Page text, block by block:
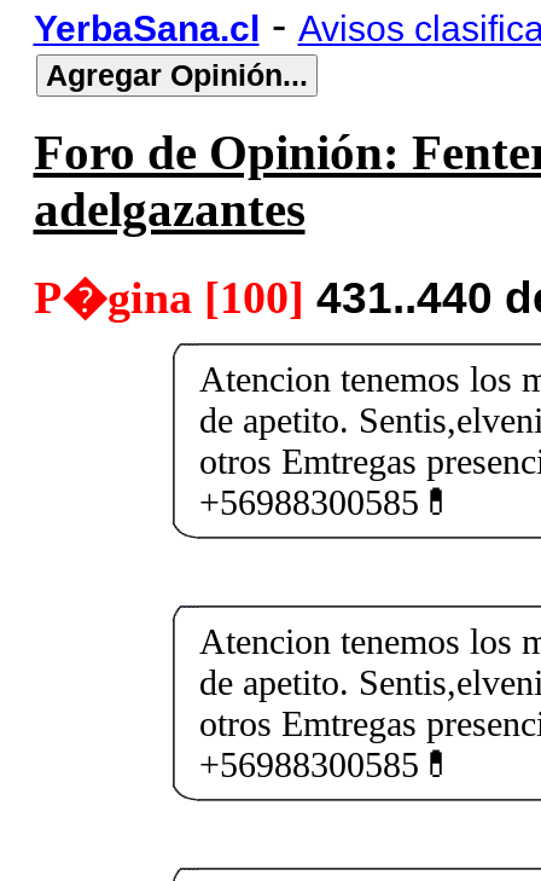
YerbaSana.cl - Avisos
Foro de Opinión:
adelgazantes
P�gina [100] 431..440
Atencion tenemos los
de apetito.
otros Emtregas
+56988300585💊
Atencion tenemos los
de apetito.
otros Emtregas
+56988300585💊